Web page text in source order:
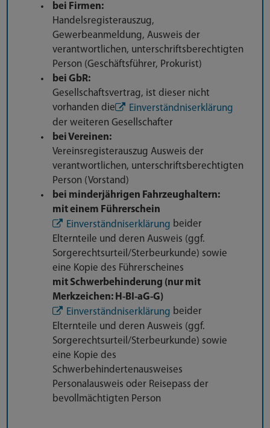
bei Firmen:
Handelsregisterauszug,
Gewerbeanmeldung, Ausweis der
verantwortlichen, unterschriftsberechtigten
Person (Geschäftsführer, Prokurist)
bei GbR:
Gesellschaftsvertrag, ist dieser nicht
vorhanden die
Einverständniserklärung
der weiteren Gesellschafter
bei Vereinen:
Vereinsregisterauszug Ausweis der
verantwortlichen, unterschriftsberechtigten
Person (Vorstand)
bei minderjährigen Fahrzeughaltern:
mit einem Führerschein
Einverständniserklärung beider
Elternteile und deren Ausweis (ggf.
Sorgerechtsurteil/Sterbeurkunde) sowie
eine Kopie des Führerscheines
mit Schwerbehinderung (nur mit
Merkzeichen: H-BI-aG-G)
Einverständniserklärung beider
Elternteile und deren Ausweis (ggf.
Sorgerechtsurteil/Sterbeurkunde) sowie
eine Kopie des
Schwerbehindertenausweises
Personalausweis oder Reisepass der
bevollmächtigten Person